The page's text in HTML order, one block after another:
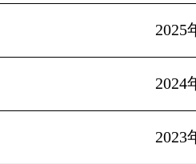
[ニュー
[ニュー